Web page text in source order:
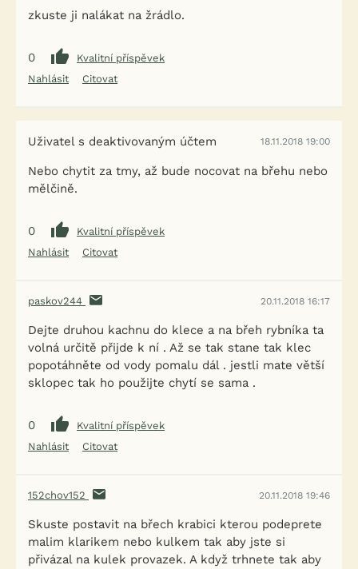
zkuste ji nalákat na žrádlo.
0
Kvalitní příspěvek
Nahlásit
Citovat
Uživatel s deaktivovaným účtem 18.11.2018 19:00
Nebo chytit za tmy, až bude nocovat na břehu nebo
mělčině.
0
Kvalitní příspěvek
Nahlásit
Citovat
paskov244 20.11.2018 16:17
Dejte druhou kachnu do klece a na břeh rybníka ta
volná určitě přijde k ní . Až se tak stane tak klec
popotáhněte od vody pomalu dál . jestli mate větší
sklopec tak ho použijte chytí se sama .
0
Kvalitní příspěvek
Nahlásit
Citovat
152chov152 20.11.2018 19:46
Skuste postavit na břech krabici kterou podeprete
malim klarikem nebo kulkem tak aby jste si
přivázal na kulek provazek. A když trhnete tak aby